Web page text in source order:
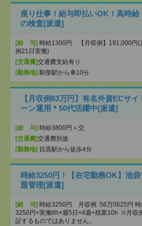
座り仕事！給与即払いOK！高時
の検査[派遣]
[給 与] 時給1300円 【月収例】191,000円(
例21日実働)
[交通費]交通費支給有り
[勤務地] 駒形駅から車10分
【月収例63万円】有名外資ECサ
ーン運用＊50代活躍中[派遣]
[給 与] 時給3800円＋交
[交通費]交通費別途
[勤務地] 目黒駅から徒歩4分
時給3250円！【在宅勤務OK】池
題管理[派遣]
[給 与] 時給3250円 月収例 56万0625円 時
3250円×実働8h×週5日×4週+残業10h ※月収
証するものではありません。